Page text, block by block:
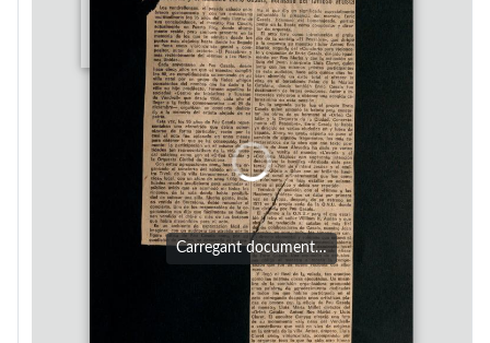
Carregant document…